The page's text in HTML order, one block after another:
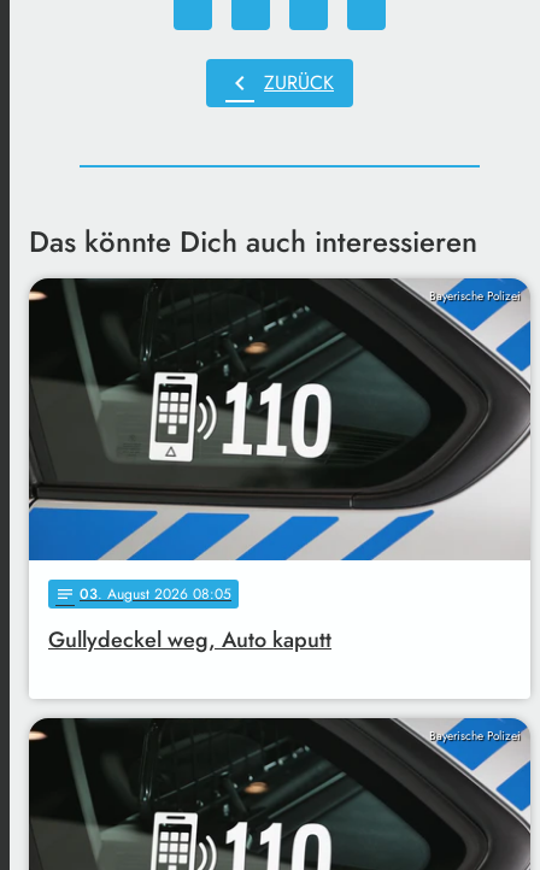
chevron_left ZURÜCK
Das könnte Dich auch interessieren
Bayerische Polizei
notes 03. August 2026 08:05
Gullydeckel weg, Auto kaputt
Bayerische Polizei